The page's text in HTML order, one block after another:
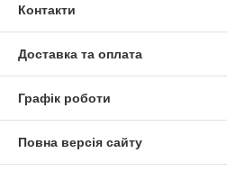
Контакти
Доставка та оплата
Графік роботи
Повна версія сайту